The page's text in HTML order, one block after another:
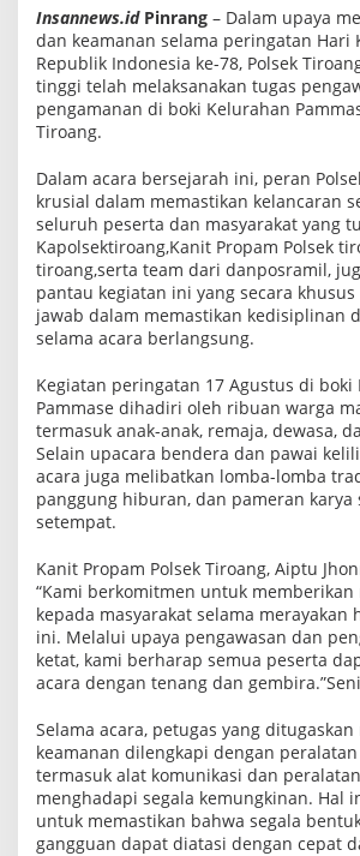
a
m
a
P
e
r
i
a
t
a
n
1
7
A
g
u
s
t
s
d
i
B
o
k
i
.
P
a
m
m
a
s
e
K
e
c
.
T
i
r
Insannews.id Pinrang – Dalam upaya
dan keamanan selama peringatan Hari
Republik Indonesia ke-78, Polsek
tinggi telah melaksanakan tugas
pengamanan di boki Kelurahan
Tiroang.
Dalam acara bersejarah ini, peran
krusial dalam memastikan kelancaran
seluruh peserta dan masyarakat yang
Kapolsektiroang,Kanit Propam Polsek
tiroang,serta team dari danposramil,
pantau kegiatan ini yang secara
jawab dalam memastikan kedisiplinan
selama acara berlangsung.
Kegiatan peringatan 17 Agustus di boki
Pammase dihadiri oleh ribuan warga
termasuk anak-anak, remaja, dewasa,
Selain upacara bendera dan pawai
acara juga melibatkan lomba-lomba
panggung hiburan, dan pameran karya
setempat.
Kanit Propam Polsek Tiroang, Aiptu
“Kami berkomitmen untuk memberikan
kepada masyarakat selama merayakan
ini. Melalui upaya pengawasan dan
ketat, kami berharap semua peserta
acara dengan tenang dan
Selama acara, petugas yang ditugaskan
keamanan dilengkapi dengan
termasuk alat komunikasi dan
menghadapi segala kemungkinan. Hal
untuk memastikan bahwa segala
gangguan dapat diatasi dengan cepat